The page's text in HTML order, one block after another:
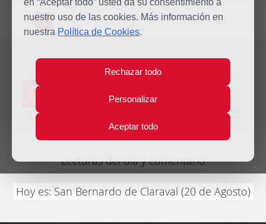
en “Aceptar todo” usted da su consentimiento a
nuestro uso de las cookies. Más información en
nuestra Política de Cookies.
Rechazar todo
Personalizar
Aceptar todo
L M X J V S D
20
2012
Evangelio del día
Vigésima semana del Tiempo Ordinario - Año Par
Lecturas del día y comentario
Hoy es: San Bernardo de Claraval (20 de Agosto)